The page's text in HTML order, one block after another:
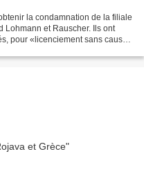
la condamnation de la filiale
et Rauscher. Ils ont
pour «licenciement sans cause